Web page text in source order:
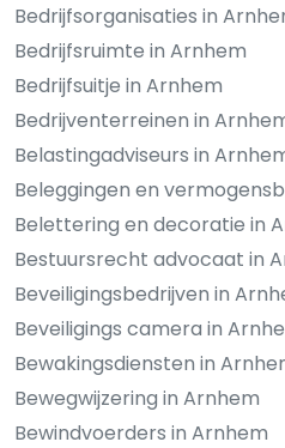
Bedrijfsorganisaties in
Bedrijfsruimte in Arnhem
Bedrijfsuitje in Arnhem
Bedrijventerreinen in
Belastingadviseurs in
Beleggingen en
Belettering en decoratie in
Bestuursrecht advocaat in
Beveiligingsbedrijven in
Beveiligings camera in
Bewakingsdiensten in
Bewegwijzering in Arnhem
Bewindvoerders in Arnhem